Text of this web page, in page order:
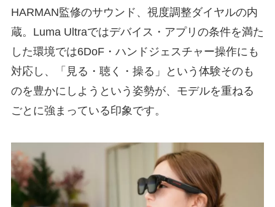
HARMAN監修のサウンド、視度調整ダイヤルの内
蔵。Luma Ultraではデバイス・アプリの条件を満た
した環境では6DoF・ハンドジェスチャー操作にも
対応し、「見る・聴く・操る」という体験そのも
のを豊かにしようという姿勢が、モデルを重ねる
ごとに強まっている印象です。